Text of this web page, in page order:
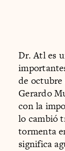
Dr. Atl es
de octubre
Gerardo
con la
lo cambió
tormenta
significa